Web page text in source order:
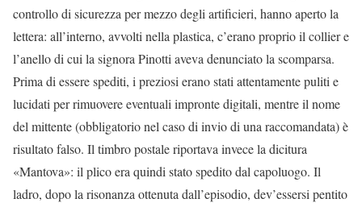
controllo di sicurezza per mezzo degli artificieri, hanno aperto la
lettera: all’interno, avvolti nella plastica, c’erano proprio il collier e
l’anello di cui la signora Pinotti aveva denunciato la scomparsa.
Prima di essere spediti, i preziosi erano stati attentamente puliti e
lucidati per rimuovere eventuali impronte digitali, mentre il nome
del mittente (obbligatorio nel caso di invio di una raccomandata) è
risultato falso. Il timbro postale riportava invece la dicitura
«Mantova»: il plico era quindi stato spedito dal capoluogo. Il
ladro, dopo la risonanza ottenuta dall’episodio, dev’essersi pentito